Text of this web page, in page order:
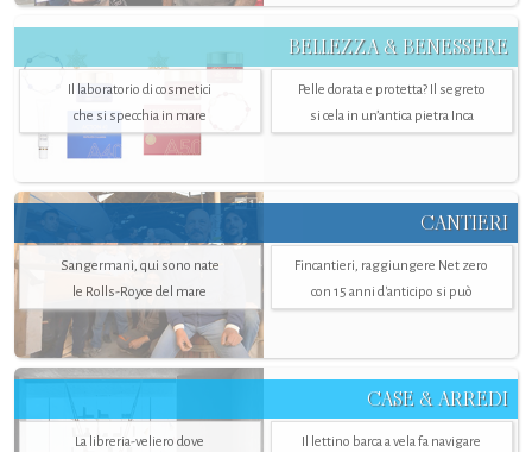
BELLEZZA & BENESSERE
Il laboratorio di cosmetici
che si specchia in mare
Pelle dorata e protetta? Il segreto
si cela in un’antica pietra Inca
CANTIERI
Sangermani, qui sono nate
le Rolls-Royce del mare
Fincantieri, raggiungere Net zero
con 15 anni d'anticipo si può
CASE & ARREDI
La libreria-veliero dove
Il lettino barca a vela fa navigare